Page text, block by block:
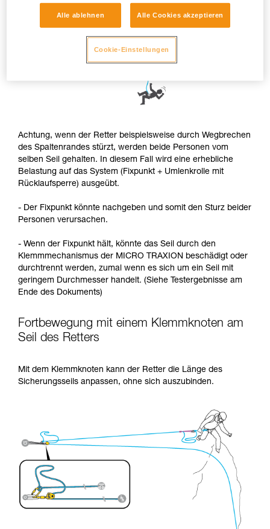
Achtung, wenn der Retter beispielsweise durch Wegbrechen
des Spaltenrandes stürzt, werden beide Personen vom
selben Seil gehalten. In diesem Fall wird eine erhebliche
Belastung auf das System (Fixpunkt + Umlenkrolle mit
Rücklaufsperre) ausgeübt.
- Der Fixpunkt könnte nachgeben und somit den Sturz beider
Personen verursachen.
- Wenn der Fixpunkt hält, könnte das Seil durch den
Klemmmechanismus der MICRO TRAXION beschädigt oder
durchtrennt werden, zumal wenn es sich um ein Seil mit
geringem Durchmesser handelt. (Siehe Testergebnisse am
Ende des Dokuments)
Fortbewegung mit einem Klemmknoten am
Seil des Retters
Mit dem Klemmknoten kann der Retter die Länge des
Sicherungsseils anpassen, ohne sich auszubinden.
Alle ablehnen Alle Cookies akzeptieren
Cookie-Einstellungen